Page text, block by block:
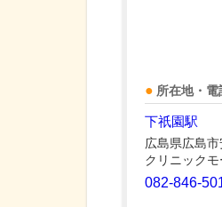
所在地・電
下祇園駅
広島県広島
クリニック
082-846-